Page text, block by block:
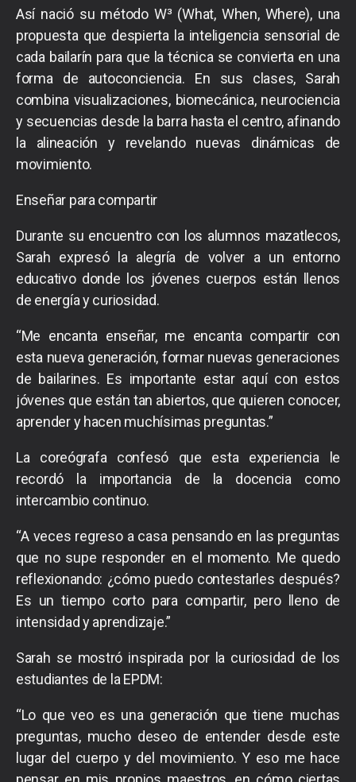
Así nació su método W³ (What, When, Where), una
propuesta que despierta la inteligencia sensorial de
cada bailarín para que la técnica se convierta en una
forma de autoconciencia. En sus clases, Sarah
combina visualizaciones, biomecánica, neurociencia
y secuencias desde la barra hasta el centro, afinando
la alineación y revelando nuevas dinámicas de
movimiento.
Enseñar para compartir
Durante su encuentro con los alumnos mazatlecos,
Sarah expresó la alegría de volver a un entorno
educativo donde los jóvenes cuerpos están llenos
de energía y curiosidad.
“Me encanta enseñar, me encanta compartir con
esta nueva generación, formar nuevas generaciones
de bailarines. Es importante estar aquí con estos
jóvenes que están tan abiertos, que quieren conocer,
aprender y hacen muchísimas preguntas.”
La coreógrafa confesó que esta experiencia le
recordó la importancia de la docencia como
intercambio continuo.
“A veces regreso a casa pensando en las preguntas
que no supe responder en el momento. Me quedo
reflexionando: ¿cómo puedo contestarles después?
Es un tiempo corto para compartir, pero lleno de
intensidad y aprendizaje.”
Sarah se mostró inspirada por la curiosidad de los
estudiantes de la EPDM:
“Lo que veo es una generación que tiene muchas
preguntas, mucho deseo de entender desde este
lugar del cuerpo y del movimiento. Y eso me hace